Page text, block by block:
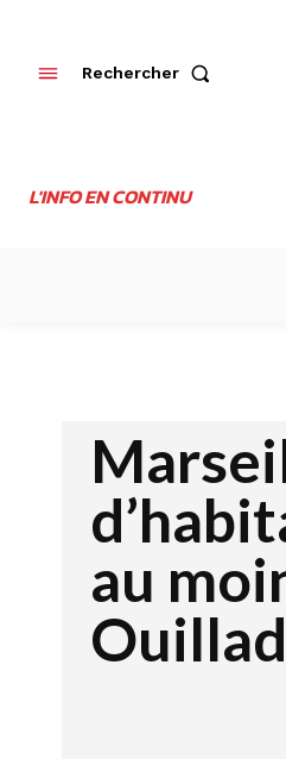
Rechercher
L'INFO EN CONTINU
au